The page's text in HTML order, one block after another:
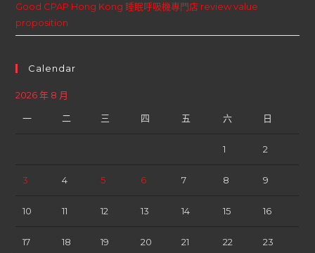
Good CPAP Hong Kong 睡眠呼吸機專門店 review value
proposition
Calendar
2026 年 8 月
一 二 三 四 五 六 日
1 2
3 4 5 6 7 8 9
10 11 12 13 14 15 16
17 18 19 20 21 22 23